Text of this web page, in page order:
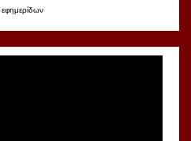
εφημερίδων